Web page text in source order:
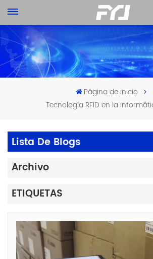
Página de inicio
Tecnología RFID en la
Lista De Blogs
Archivo
ETIQUETAS